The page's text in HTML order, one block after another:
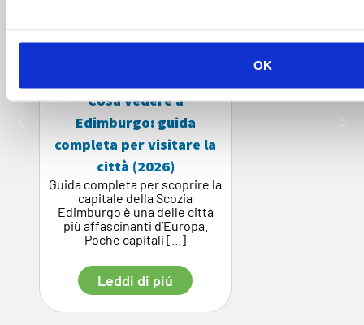
OK
Cosa vedere a
Edimburgo: guida
completa per visitare la
città (2026)
Guida completa per scoprire la
capitale della Scozia
Edimburgo è una delle città
più affascinanti d’Europa.
Poche capitali [...]
Leddi di piú